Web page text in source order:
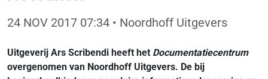
24 NOV 2017 07:34 • Noordhoff Uitgevers
Uitgeverij Ars Scribendi heeft het Documentatiecentrum
overgenomen van Noordhoff Uitgevers. De bij